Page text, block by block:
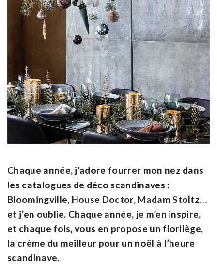
Chaque année, j’adore fourrer mon nez dans
les catalogues de déco scandinaves :
Bloomingville, House Doctor, Madam Stoltz…
et j’en oublie. Chaque année, je m’en inspire,
et chaque fois, vous en propose un florilège,
la crème du meilleur pour un noël à l’heure
scandinave.